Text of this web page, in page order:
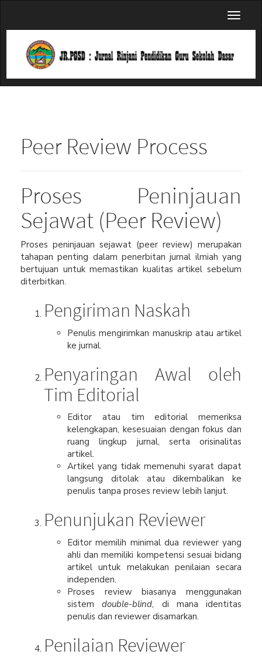
Main
Content
Sidebar
Toggle
Peer Review Process
Proses Peninjauan
Sejawat (Peer Review)
Proses peninjauan sejawat (peer review) merupakan
tahapan penting dalam penerbitan jurnal ilmiah yang
bertujuan untuk memastikan kualitas artikel sebelum
diterbitkan.
Pengiriman Naskah
Penulis mengirimkan manuskrip atau artikel
ke jurnal.
Penyaringan Awal oleh
Tim Editorial
Editor atau tim editorial memeriksa
kelengkapan, kesesuaian dengan fokus dan
ruang lingkup jurnal, serta orisinalitas
artikel.
Artikel yang tidak memenuhi syarat dapat
langsung ditolak atau dikembalikan ke
penulis tanpa proses review lebih lanjut.
Penunjukan Reviewer
Editor memilih minimal dua reviewer yang
ahli dan memiliki kompetensi sesuai bidang
artikel untuk melakukan penilaian secara
independen.
Proses review biasanya menggunakan
sistemdouble-blind, di mana identitas
penulis dan reviewer disamarkan.
Penilaian Reviewer